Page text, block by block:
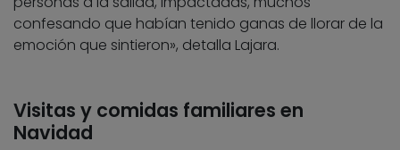
confesando que habían tenido ganas de llorar de la
emoción que sintieron», detalla Lajara.
Visitas y comidas familiares en
Navidad